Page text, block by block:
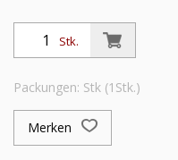
Stk.
Packungen: Stk (1Stk.)
Merken